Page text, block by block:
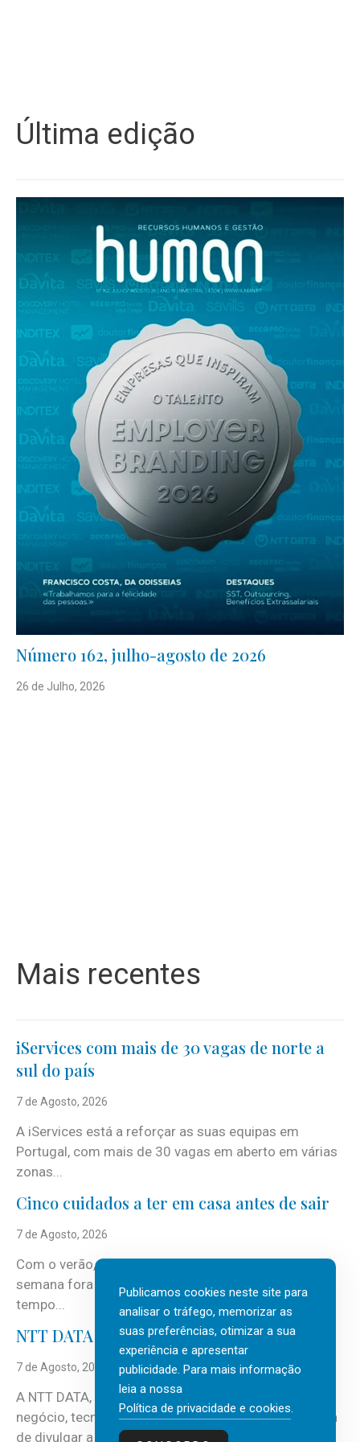
Última edição
Número 162, julho-agosto de 2026
26 de Julho, 2026
Mais recentes
iServices com mais de 30 vagas de norte a
sul do país
7 de Agosto, 2026
A iServices está a reforçar as suas equipas em
Portugal, com mais de 30 vagas em aberto em várias
zonas...
Cinco cuidados a ter em casa antes de sair
7 de Agosto, 2026
Com o verão, chegam também as férias, os fins-de-
semana fora e os dias em que a casa fica mais
tempo...
NTT DATA Insurtech Global Outlook 2026
7 de Agosto, 2026
A NTT DATA, consultora global em serviços de
negócio, tecnologia e inteligência artificial (IA), acaba
de divulgar a mais recente...
Publicamos cookies neste site para
analisar o tráfego, memorizar as
suas preferências, otimizar a sua
experiência e apresentar
publicidade. Para mais informação
leia a nossa
Política de privacidade e cookies.